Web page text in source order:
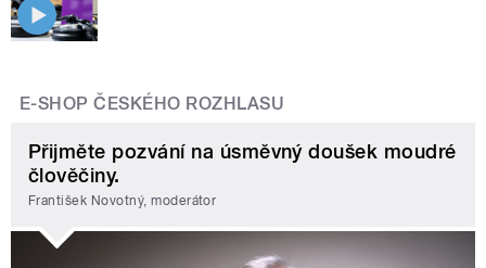
E-SHOP ČESKÉHO ROZHLASU
Přijměte pozvání na úsměvný doušek moudré
člověčiny.
František Novotný, moderátor